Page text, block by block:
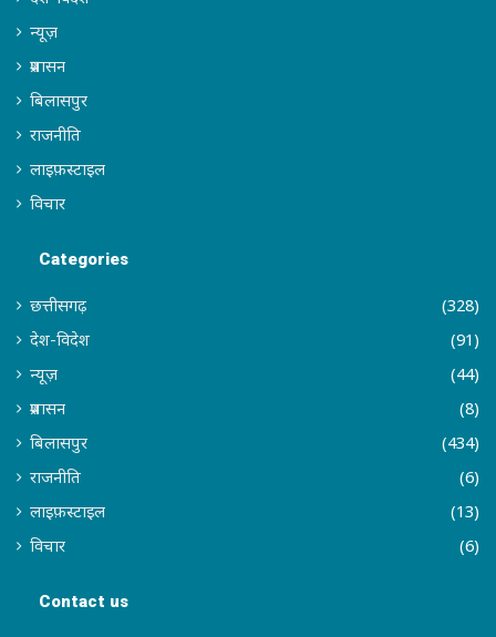
न्यूज़
प्रशासन
बिलासपुर
राजनीति
लाइफ़स्टाइल
विचार
Categories
छत्तीसगढ़
(328)
देश-विदेश
(91)
न्यूज़
(44)
प्रशासन
(8)
बिलासपुर
(434)
राजनीति
(6)
लाइफ़स्टाइल
(13)
विचार
(6)
Contact us